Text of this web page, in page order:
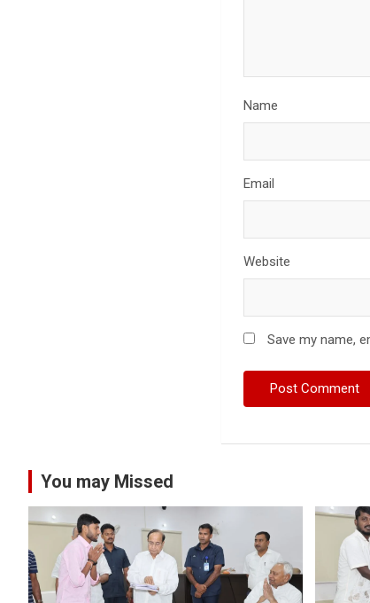
Name
Email
Website
Save my name,
You may Missed